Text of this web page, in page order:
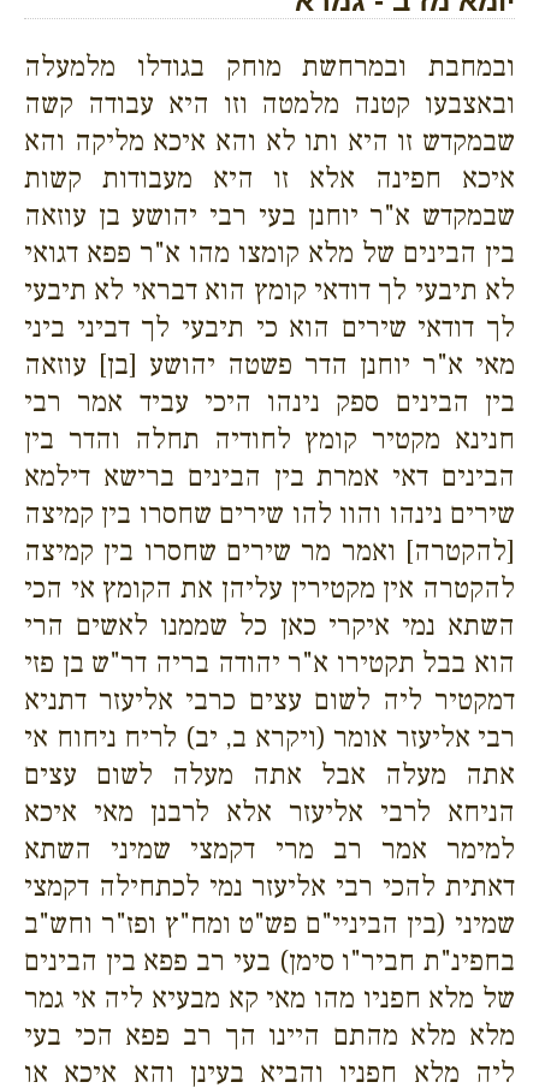
ובמחבת ובמרחשת מוחק בגודלו מלמעלה
ובאצבעו קטנה מלמטה וזו היא עבודה קשה
שבמקדש זו היא ותו לא והא איכא מליקה והא
איכא חפינה אלא זו היא מעבודות קשות
שבמקדש א"ר יוחנן בעי רבי יהושע בן עוזאה
בין הבינים של מלא קומצו מהו א"ר פפא דגואי
לא תיבעי לך דודאי קומץ הוא דבראי לא תיבעי
לך דודאי שירים הוא כי תיבעי לך דביני ביני
מאי א"ר יוחנן הדר פשטה יהושע [בן] עוזאה
בין הבינים ספק נינהו היכי עביד אמר רבי
חנינא מקטיר קומץ לחודיה תחלה והדר בין
הבינים דאי אמרת בין הבינים ברישא דילמא
שירים נינהו והוו להו שירים שחסרו בין קמיצה
[להקטרה] ואמר מר שירים שחסרו בין קמיצה
להקטרה אין מקטירין עליהן את הקומץ אי הכי
השתא נמי איקרי כאן כל שממנו לאשים הרי
הוא בבל תקטירו א"ר יהודה בריה דר"ש בן פזי
דמקטיר ליה לשום עצים כרבי אליעזר דתניא
רבי אליעזר אומר (ויקרא ב, יב) לריח ניחוח אי
אתה מעלה אבל אתה מעלה לשום עצים
הניחא לרבי אליעזר אלא לרבנן מאי איכא
למימר אמר רב מרי דקמצי שמיני השתא
דאתית להכי רבי אליעזר נמי לכתחילה דקמצי
שמיני (בין הביניי"ם פש"ט ומח"ץ ופז"ר וחש"ב
בחפינ"ת חביר"ו סימן) בעי רב פפא בין הבינים
של מלא חפניו מהו מאי קא מבעיא ליה אי גמר
מלא מלא מהתם היינו הך רב פפא הכי בעי
ליה מלא חפניו והביא בעינן והא איכא או